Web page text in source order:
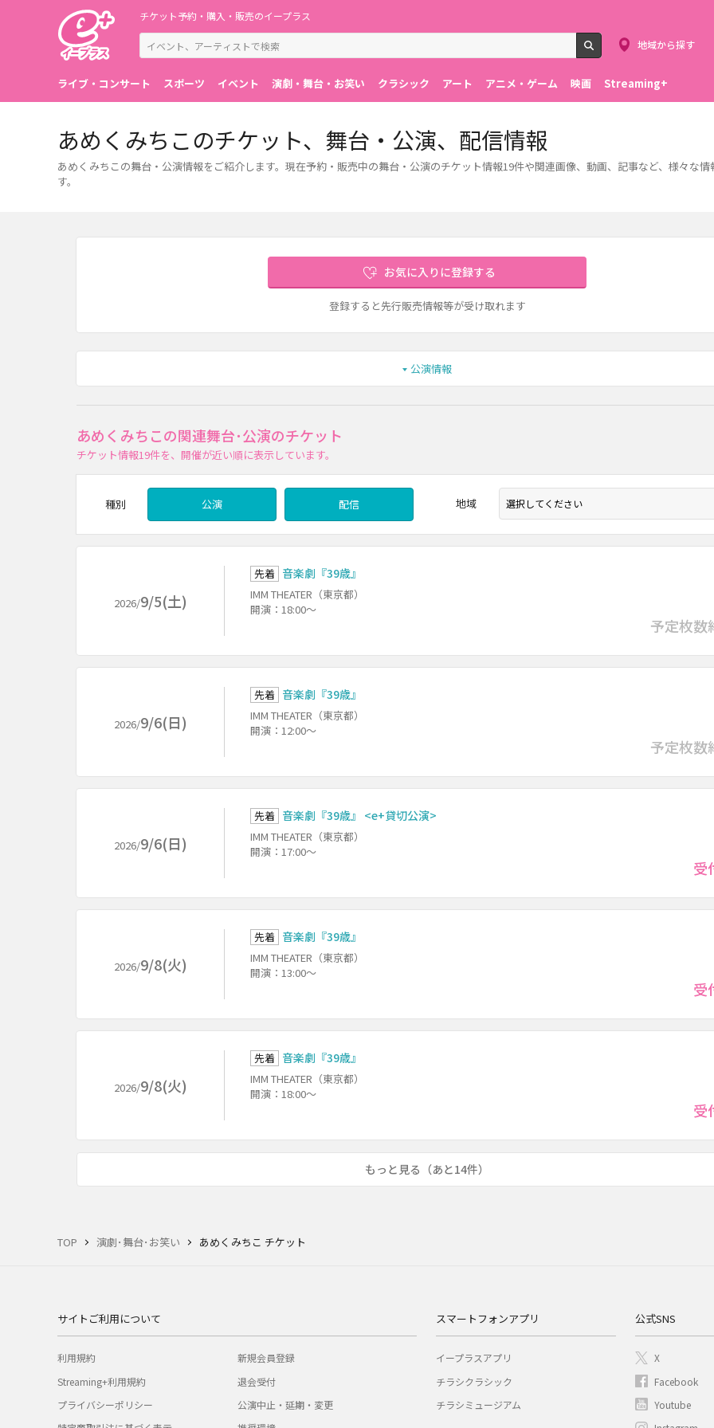
チケット予約・購入・販売のイープラス
検索
地域から探す
ライブ・コンサート スポーツ イベント 演劇・舞台・お笑い クラシック アート アニメ・ゲーム 映画 Streaming+
TOP 演劇･舞台･お笑い あめくみちこ チケット
あめくみちこのチケット、舞台・公演、配信情報
あめくみちこの舞台・公演情報をご紹介します。現在予約・販売中の舞台・公演のチケット情報19件や関連画像、動画、記事など、様々な
す。
お気に入りに登録する
登録すると先行販売情報等が受け取れます
公演情報
あめくみちこの関連舞台･公演のチケット
チケット情報19件を、開催が近い順に表示しています。
種別 公演 配信 地域
2026/9/5(土)
先着 音楽劇『39歳』
IMM THEATER（東京都）
開演：18:00～
予定枚数
2026/9/6(日)
先着 音楽劇『39歳』
IMM THEATER（東京都）
開演：12:00～
予定枚数
2026/9/6(日)
先着 音楽劇『39歳』 <e+貸切公演>
IMM THEATER（東京都）
開演：17:00～
受
2026/9/8(火)
先着 音楽劇『39歳』
IMM THEATER（東京都）
開演：13:00～
受
2026/9/8(火)
先着 音楽劇『39歳』
IMM THEATER（東京都）
開演：18:00～
受
もっと見る（あと14件）
サイトご利用について
利用規約
Streaming+利用規約
プライバシーポリシー
新規会員登録
退会受付
公演中止・延期・変更
スマートフォンアプリ
イープラスアプリ
チラシクラシック
チラシミュージアム
公式SNS
X
Facebook
Youtube